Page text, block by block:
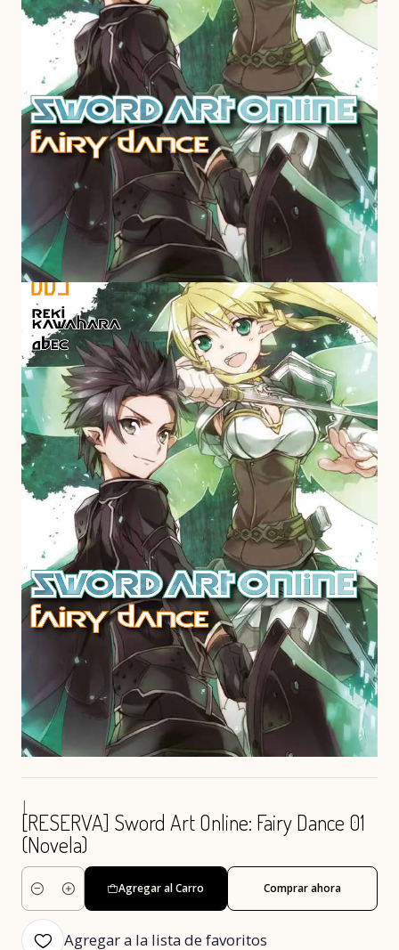
|
[RESERVA] Sword Art Online: Fairy Dance 01
(Novela)
Cantidad
Agregar al Carro Comprar ahora
Agregar a la lista de favoritos